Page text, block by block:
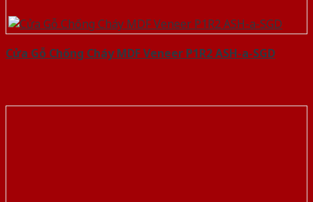
Cửa Gỗ Chống Cháy MDF Veneer P1R2 ASH-a-SGD